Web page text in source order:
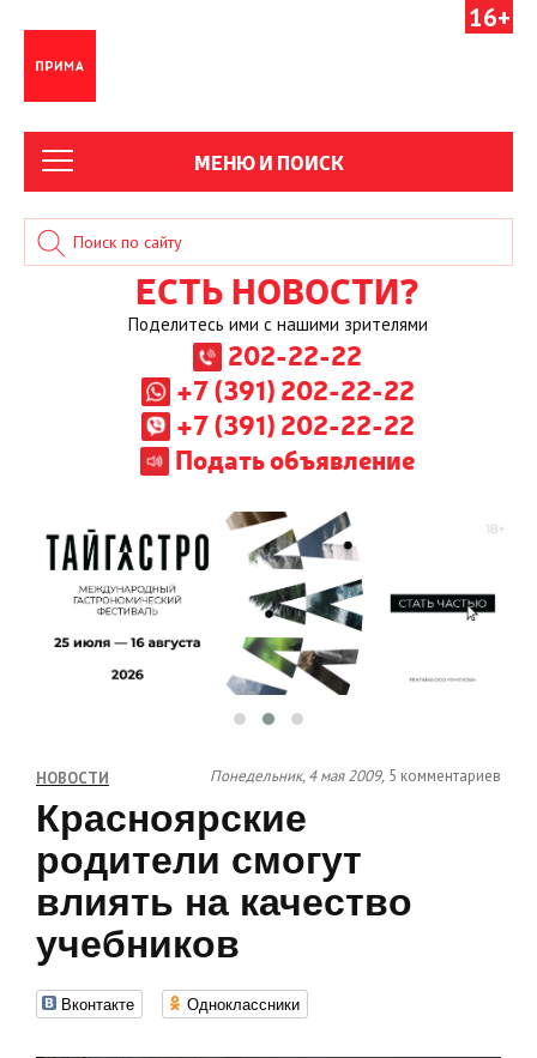
16+
МЕНЮ И ПОИСК
ЕСТЬ НОВОСТИ?
Поделитесь ими с нашими зрителями
202-22-22
+7 (391) 202-22-22
+7 (391) 202-22-22
Подать объявление
НОВОСТИ Понедельник, 4 мая 2009, 5 комментариев
Красноярские
родители смогут
влиять на качество
учебников
Вконтакте Одноклассники